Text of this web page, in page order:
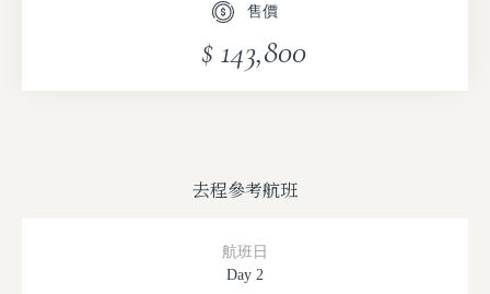
售價
$ 143,800
去程參考航班
航班日
Day 2